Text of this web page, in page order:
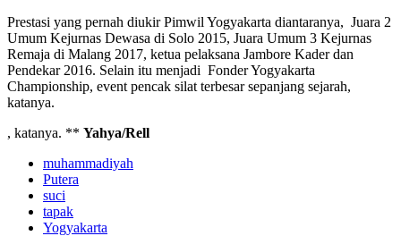
Prestasi yang pernah diukir Pimwil Yogyakarta diantaranya, Juara 2
Umum Kejurnas Dewasa di Solo 2015, Juara Umum 3 Kejurnas
Remaja di Malang 2017, ketua pelaksana Jambore Kader dan
Pendekar 2016. Selain itu menjadi Fonder Yogyakarta
Championship, event pencak silat terbesar sepanjang sejarah,
katanya.
, katanya. ** Yahya/Rell
muhammadiyah
Putera
suci
tapak
Yogyakarta